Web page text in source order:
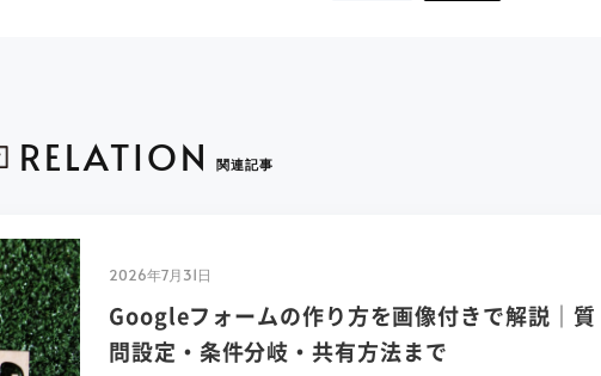
RELATION 関連記事
2026年7月31日
Googleフォームの作り方を画像付きで解説｜質
問設定・条件分岐・共有方法まで